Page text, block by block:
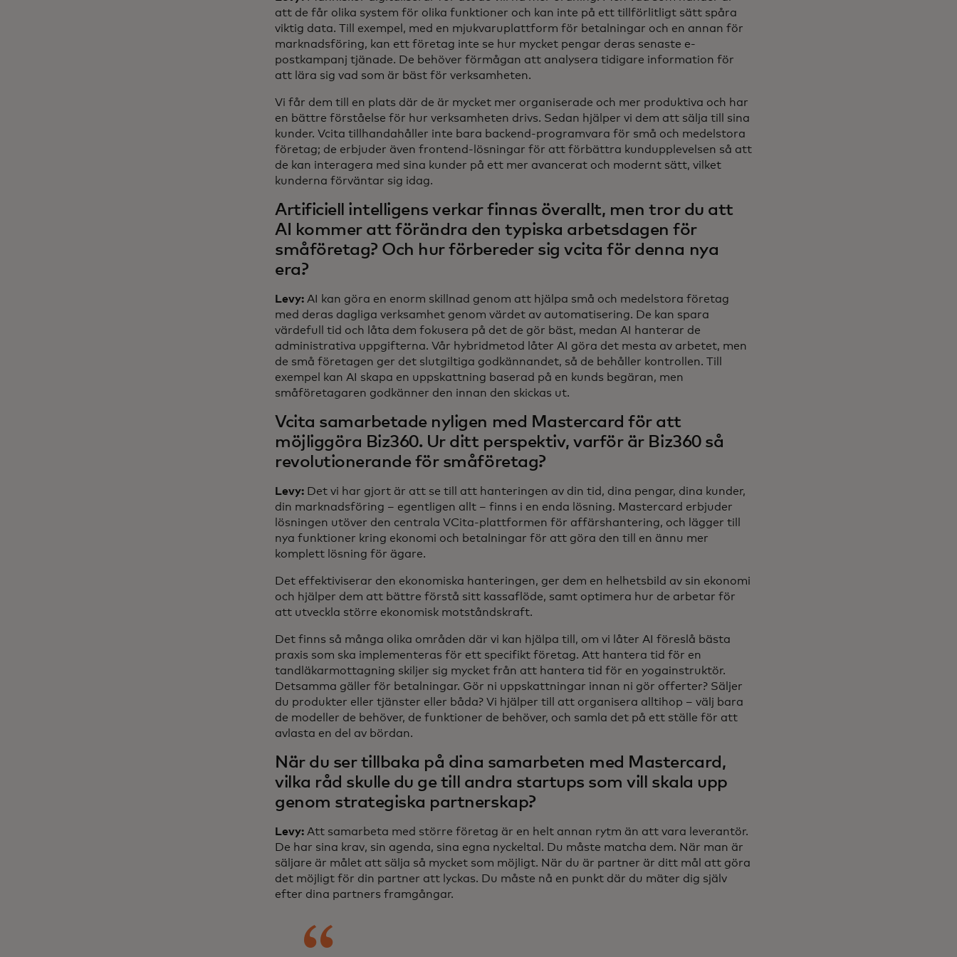
att de får olika system för olika funktioner och kan inte på ett tillförlitligt sätt spåra
viktig data. Till exempel, med en mjukvaruplattform för betalningar och en annan för
marknadsföring, kan ett företag inte se hur mycket pengar deras senaste e-
postkampanj tjänade. De behöver förmågan att analysera tidigare information för
att lära sig vad som är bäst för verksamheten.
Vi får dem till en plats där de är mycket mer organiserade och mer produktiva och har
en bättre förståelse för hur verksamheten drivs. Sedan hjälper vi dem att sälja till sina
kunder. Vcita tillhandahåller inte bara backend-programvara för små och medelstora
företag; de erbjuder även frontend-lösningar för att förbättra kundupplevelsen så att
de kan interagera med sina kunder på ett mer avancerat och modernt sätt, vilket
kunderna förväntar sig idag.
Artificiell intelligens verkar finnas överallt, men tror du att
AI kommer att förändra den typiska arbetsdagen för
småföretag? Och hur förbereder sig vcita för denna nya
era?
Levy: AI kan göra en enorm skillnad genom att hjälpa små och medelstora företag
med deras dagliga verksamhet genom värdet av automatisering. De kan spara
värdefull tid och låta dem fokusera på det de gör bäst, medan AI hanterar de
administrativa uppgifterna. Vår hybridmetod låter AI göra det mesta av arbetet, men
de små företagen ger det slutgiltiga godkännandet, så de behåller kontrollen. Till
exempel kan AI skapa en uppskattning baserad på en kunds begäran, men
småföretagaren godkänner den innan den skickas ut.
Vcita samarbetade nyligen med Mastercard för att
möjliggöra Biz360. Ur ditt perspektiv, varför är Biz360 så
revolutionerande för småföretag?
Levy: Det vi har gjort är att se till att hanteringen av din tid, dina pengar, dina kunder,
din marknadsföring – egentligen allt – finns i en enda lösning. Mastercard erbjuder
lösningen utöver den centrala VCita-plattformen för affärshantering, och lägger till
nya funktioner kring ekonomi och betalningar för att göra den till en ännu mer
komplett lösning för ägare.
Det effektiviserar den ekonomiska hanteringen, ger dem en helhetsbild av sin ekonomi
och hjälper dem att bättre förstå sitt kassaflöde, samt optimera hur de arbetar för
att utveckla större ekonomisk motståndskraft.
Det finns så många olika områden där vi kan hjälpa till, om vi låter AI föreslå bästa
praxis som ska implementeras för ett specifikt företag. Att hantera tid för en
tandläkarmottagning skiljer sig mycket från att hantera tid för en yogainstruktör.
Detsamma gäller för betalningar. Gör ni uppskattningar innan ni gör offerter? Säljer
du produkter eller tjänster eller båda? Vi hjälper till att organisera alltihop – välj bara
de modeller de behöver, de funktioner de behöver, och samla det på ett ställe för att
avlasta en del av bördan.
När du ser tillbaka på dina samarbeten med Mastercard,
vilka råd skulle du ge till andra startups som vill skala upp
genom strategiska partnerskap?
Levy: Att samarbeta med större företag är en helt annan rytm än att vara leverantör.
De har sina krav, sin agenda, sina egna nyckeltal. Du måste matcha dem. När man är
säljare är målet att sälja så mycket som möjligt. När du är partner är ditt mål att göra
det möjligt för din partner att lyckas. Du måste nå en punkt där du mäter dig själv
efter dina partners framgångar.